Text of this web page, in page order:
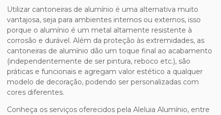
Utilizar cantoneiras de alumínio é uma alternativa muito
vantajosa, seja para ambientes internos ou externos, isso
porque o alumínio é um metal altamente resistente à
corrosão e durável. Além da proteção às extremidades, as
cantoneiras de alumínio dão um toque final ao acabamento
(independentemente de ser pintura, reboco etc.), são
práticas e funcionais e agregam valor estético a qualquer
modelo de decoração, podendo ser personalizadas com
cores diferentes.
Conheça os serviços oferecidos pela Aleluia Alumínio, entre